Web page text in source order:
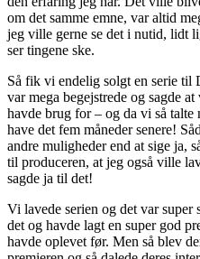
om det samme emne, var altid
jeg ville gerne se det i nutid, lidt
ser tingene ske.
Så fik vi endelig solgt en serie til
var mega begejstrede og sagde
havde brug for – og da vi så talte
have det fem måneder senere!
andre muligheder end at sige ja,
til produceren, at jeg også ville
sagde ja til det!
Vi lavede serien og det var
det og havde lagt en super god
havde oplevet før. Men så blev